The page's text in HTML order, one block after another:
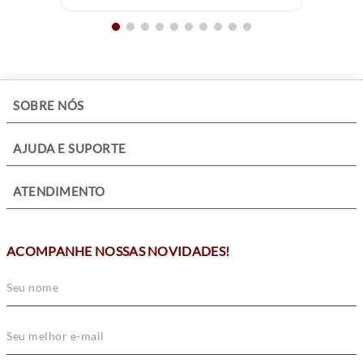
SOBRE NÓS
AJUDA E SUPORTE
ATENDIMENTO
ACOMPANHE NOSSAS NOVIDADES!